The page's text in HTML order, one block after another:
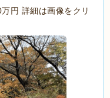
円 詳細は画像をクリ